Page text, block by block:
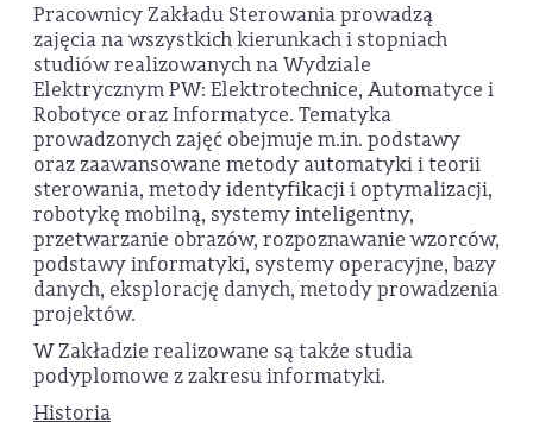
Pracownicy Zakładu Sterowania prowadzą
zajęcia na wszystkich kierunkach i stopniach
studiów realizowanych na Wydziale
Elektrycznym PW: Elektrotechnice, Automatyce i
Robotyce oraz Informatyce. Tematyka
prowadzonych zajęć obejmuje m.in. podstawy
oraz zaawansowane metody automatyki i teorii
sterowania, metody identyfikacji i optymalizacji,
robotykę mobilną, systemy inteligentny,
przetwarzanie obrazów, rozpoznawanie wzorców,
podstawy informatyki, systemy operacyjne, bazy
danych, eksplorację danych, metody prowadzenia
projektów.
W Zakładzie realizowane są także studia
podyplomowe z zakresu informatyki.
Historia